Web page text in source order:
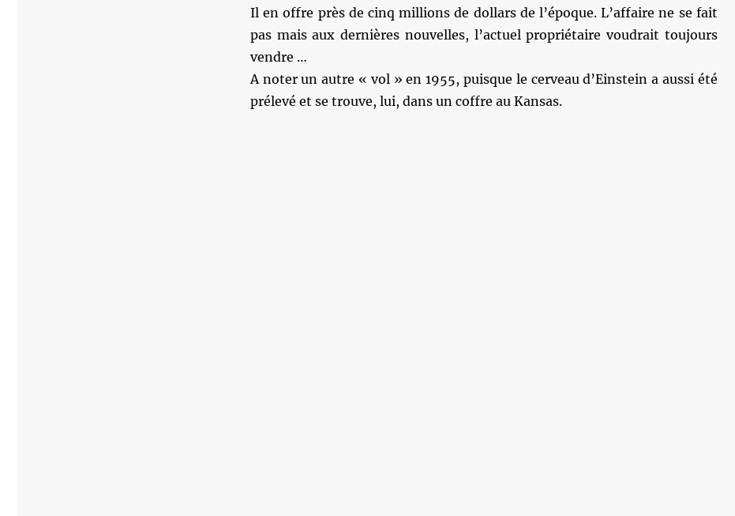
Il en offre près de cinq millions de dollars de l’époque. L’affaire ne se fait
pas mais aux dernières nouvelles, l’actuel propriétaire voudrait toujours
vendre …
A noter un autre « vol » en 1955, puisque le cerveau d’Einstein a aussi été
prélevé et se trouve, lui, dans un coffre au Kansas.